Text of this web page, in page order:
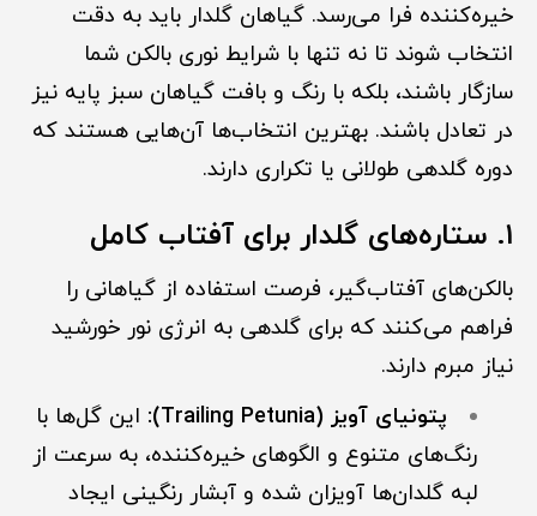
خیره‌کننده فرا می‌رسد. گیاهان گلدار باید به دقت
انتخاب شوند تا نه تنها با شرایط نوری بالکن شما
سازگار باشند، بلکه با رنگ و بافت گیاهان سبز پایه نیز
در تعادل باشند. بهترین انتخاب‌ها آن‌هایی هستند که
دوره گلدهی طولانی یا تکراری دارند.
۱. ستاره‌های گلدار برای آفتاب کامل
بالکن‌های آفتاب‌گیر، فرصت استفاده از گیاهانی را
فراهم می‌کنند که برای گلدهی به انرژی نور خورشید
نیاز مبرم دارند.
پتونیای آویز (Trailing Petunia):
این گل‌ها با
رنگ‌های متنوع و الگوهای خیره‌کننده، به سرعت از
لبه گلدان‌ها آویزان شده و آبشار رنگینی ایجاد